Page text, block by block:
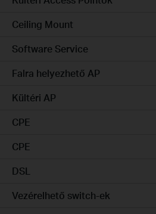
Ceiling Mount
Software Service
Falra helyezhető AP
Kültéri AP
CPE
CPE
DSL
Vezérelhető switch-ek